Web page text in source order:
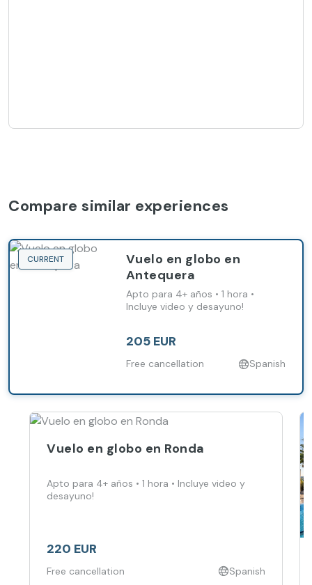
Compare similar experiences
CURRENT
Vuelo en globo en
Antequera
Apto para 4+ años • 1 hora •
Incluye video y desayuno!
205 EUR
Free cancellation Spanish
Vuelo en globo en Ronda
Apto para 4+ años • 1 hora • Incluye video y
desayuno!
220 EUR
Free cancellation Spanish